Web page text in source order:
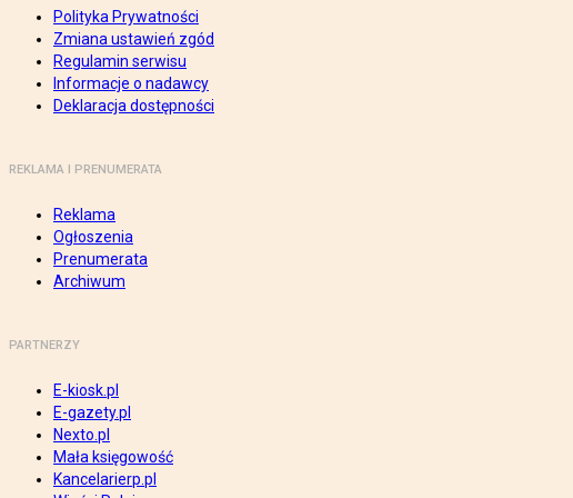
Polityka Prywatności
Zmiana ustawień zgód
Regulamin serwisu
Informacje o nadawcy
Deklaracja dostępności
REKLAMA I PRENUMERATA
Reklama
Ogłoszenia
Prenumerata
Archiwum
PARTNERZY
E-kiosk.pl
E-gazety.pl
Nexto.pl
Mała księgowość
Kancelarierp.pl